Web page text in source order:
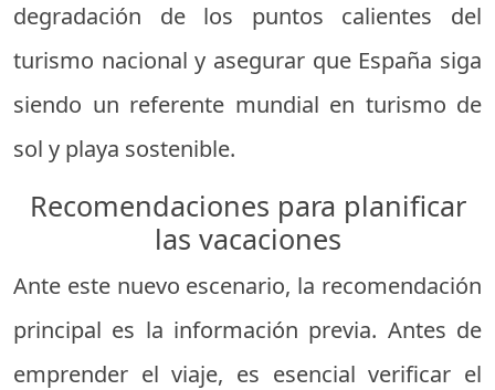
degradación de los puntos calientes del
turismo nacional y asegurar que España siga
siendo un referente mundial en turismo de
sol y playa sostenible.
Recomendaciones para planificar
las vacaciones
Ante este nuevo escenario, la recomendación
principal es la información previa. Antes de
emprender el viaje, es esencial verificar el